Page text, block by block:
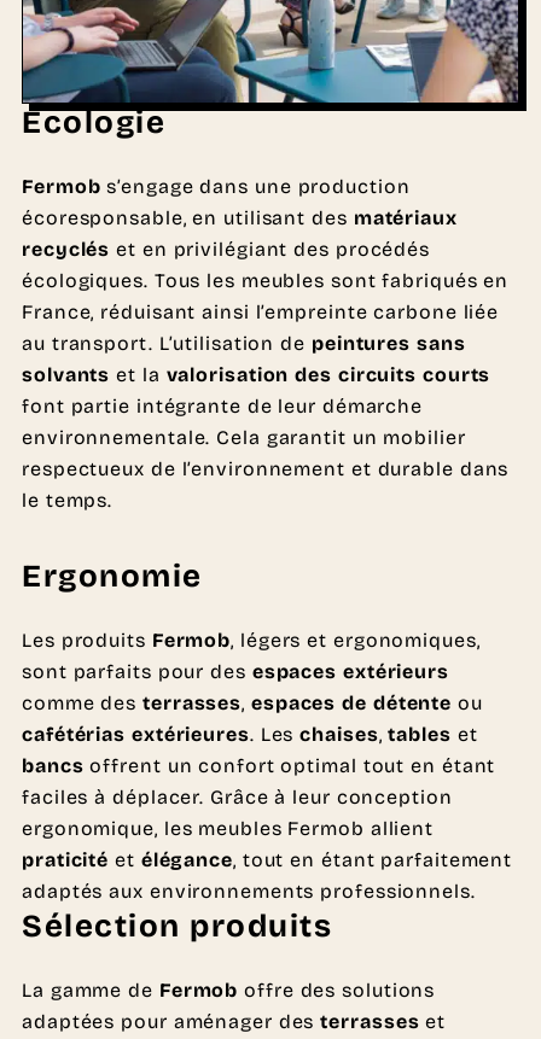
Écologie
Fermob s’engage dans une production
écoresponsable, en utilisant des matériaux
recyclés et en privilégiant des procédés
écologiques. Tous les meubles sont fabriqués en
France, réduisant ainsi l’empreinte carbone liée
au transport. L’utilisation de peintures sans
solvants et la valorisation des circuits courts
font partie intégrante de leur démarche
environnementale. Cela garantit un mobilier
respectueux de l’environnement et durable dans
le temps.
Ergonomie
Les produits Fermob, légers et ergonomiques,
sont parfaits pour des espaces extérieurs
comme desterrasses, espaces de détente ou
cafétérias extérieures. Leschaises,tables et
bancs offrent un confort optimal tout en étant
faciles à déplacer. Grâce à leur conception
ergonomique, les meubles Fermob allient
praticité et élégance, tout en étant parfaitement
adaptés aux environnements professionnels.
Sélection produits
La gamme de Fermob offre des solutions
adaptées pour aménager desterrasses et